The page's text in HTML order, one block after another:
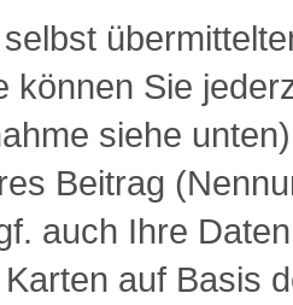
können Sie
siehe
Beitrag
auch Ihre
auf Basis